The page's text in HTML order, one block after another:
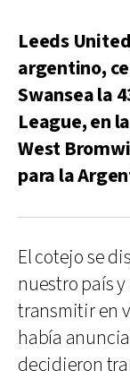
Leeds
argentino,
Swansea la
League, en
West
para la
El cotejo se
nuestro país
transmitir en
había
decidieron